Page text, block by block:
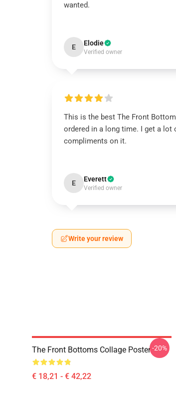
wanted.
E Elodie
Verified owner
This is the best The Front
ordered in a long time. I get a lot
compliments on it.
E Everett
Verified owner
Write your review
The Front Bottoms Collage Poster
€ 18,21 - € 42,22
-20%